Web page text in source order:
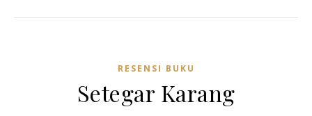
RESENSI BUKU
Setegar Karang